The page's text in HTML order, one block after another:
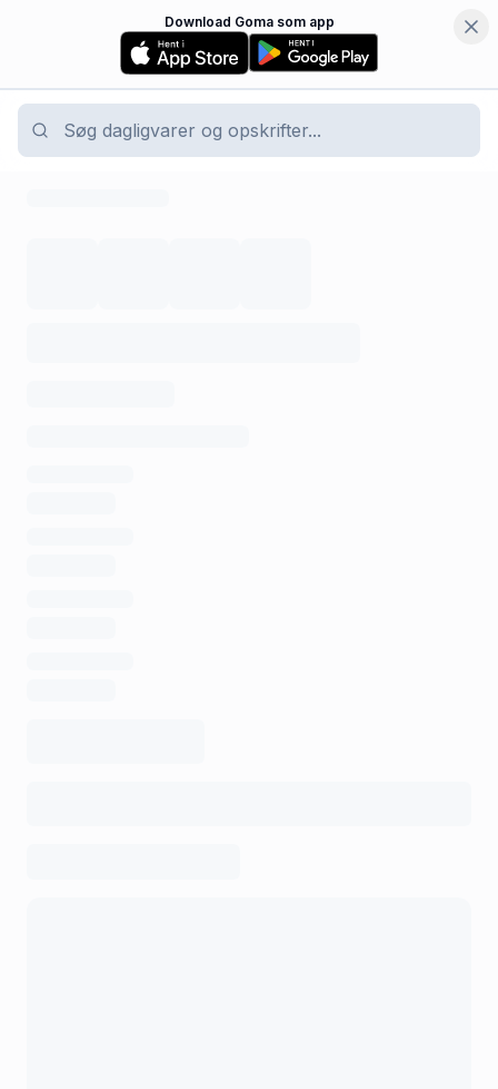
Download Goma som app